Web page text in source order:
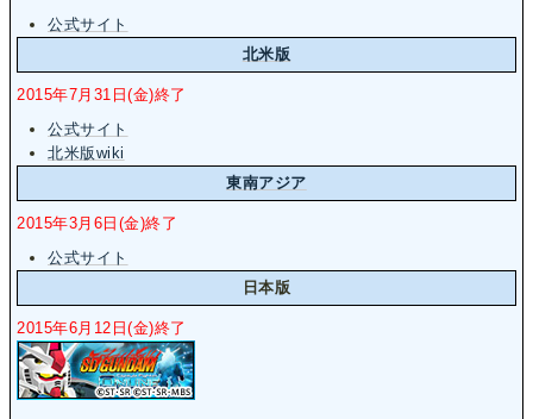
公式サイト
北米版
2015年7月31日(金)終了
公式サイト
北米版wiki
東南アジア
2015年3月6日(金)終了
公式サイト
日本版
2015年6月12日(金)終了